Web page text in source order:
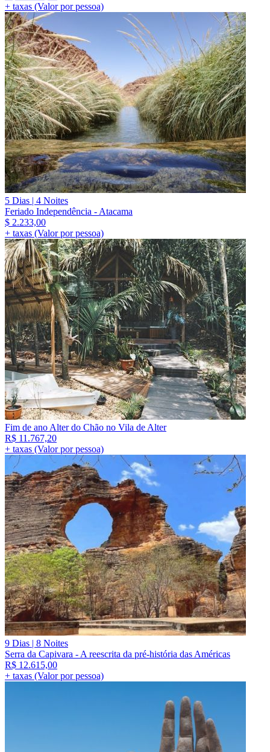
+ taxas (Valor por pessoa)
5 Dias | 4 Noites
Feriado Independência - Atacama
$ 2.233,00
+ taxas (Valor por pessoa)
Fim de ano Alter do Chão no Vila de Alter
R$ 11.767,20
+ taxas (Valor por pessoa)
9 Dias | 8 Noites
Serra da Capivara - A reescrita da pré-história das Américas
R$ 12.615,00
+ taxas (Valor por pessoa)